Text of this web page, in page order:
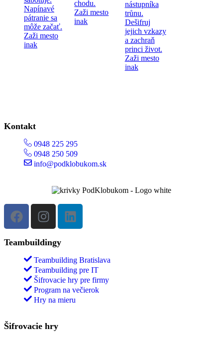
Napínavé
pátranie sa
môže začať.
Zaži mesto
inak
chodu.
Zaži mesto
inak
nástupníka
trůnu.
Dešifruj
jejich vzkazy
a zachraň
princi život.
Zaži mesto
inak
Kontakt
0948 225 295
0948 250 509
info@podklobukom.sk
Teambuildingy
Teambuilding Bratislava
Teambuilding pre IT
Šifrovacie hry pre firmy
Program na večierok
Hry na mieru
Šifrovacie hry